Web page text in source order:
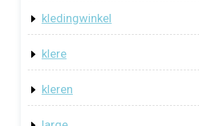
kledingwinkel
klere
kleren